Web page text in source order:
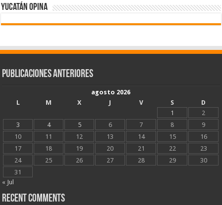
Yucatán Opina
Publicaciones Anteriores
agosto 2026
L
M X J V S
D
1
2
3
4 5 6 7 8
9
10
11 12 13 14 15
16
17
18 19 20 21 22
23
24
25 26 27 28 29
30
31
« Jul
Recent Comments